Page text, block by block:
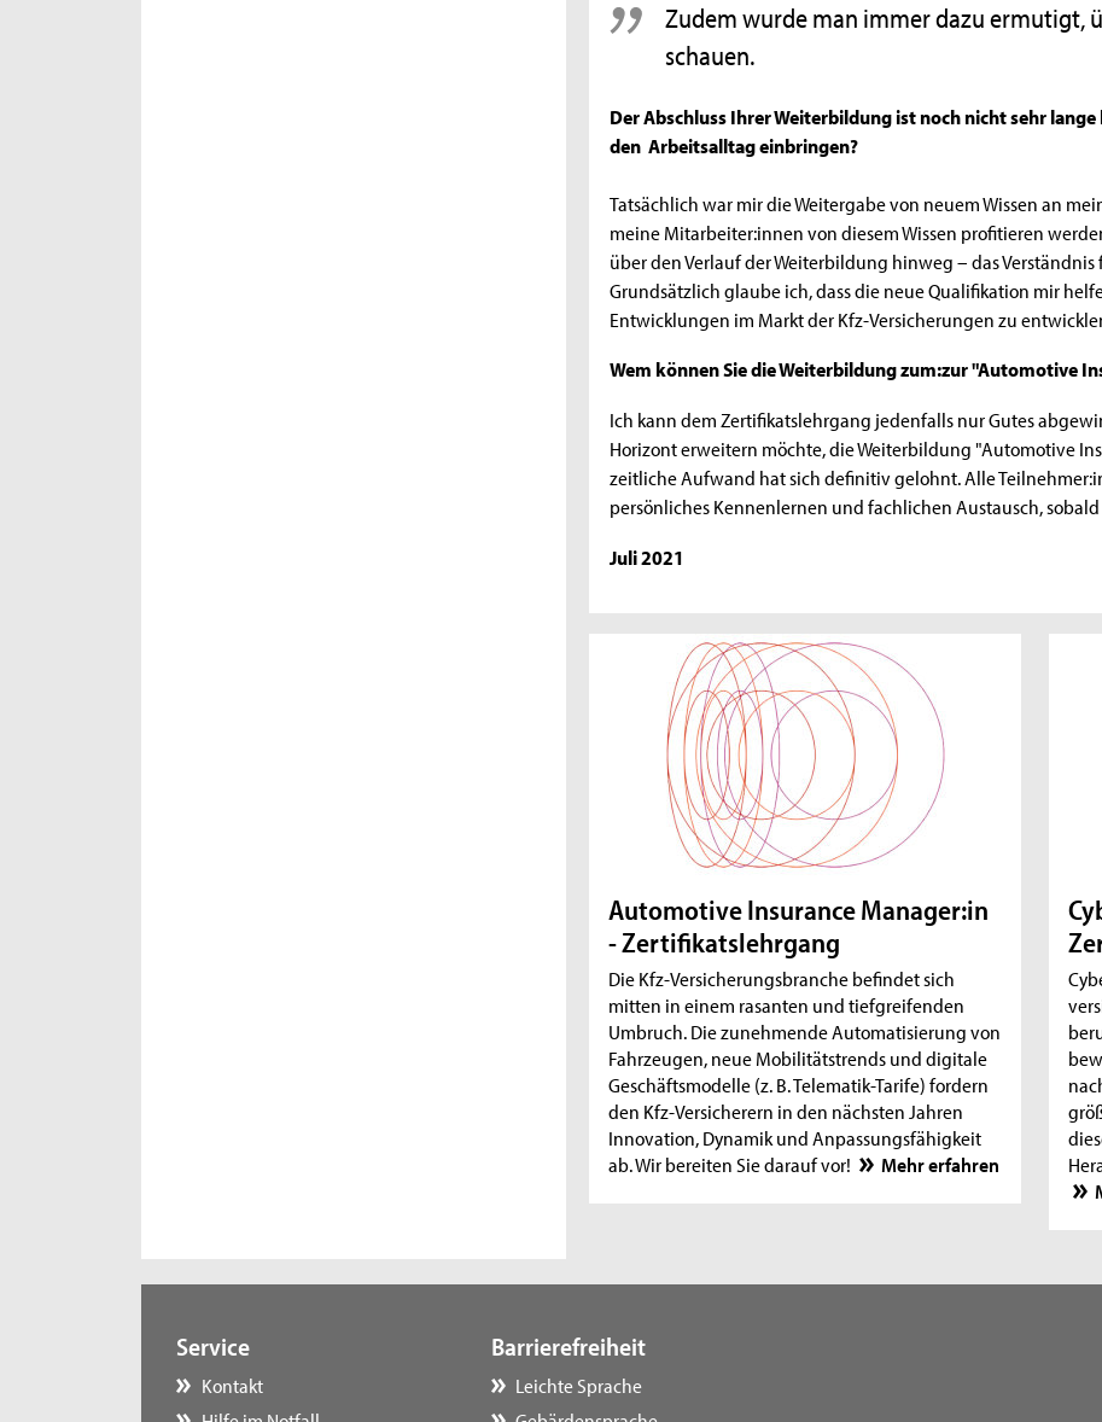
Zudem wurde man immer dazu ermutigt,
schauen.
Der Abschluss Ihrer Weiterbildung ist noch nicht sehr
den Arbeitsalltag einbringen?
Tatsächlich war mir die Weitergabe von neuem Wissen an
meine Mitarbeiter:innen von diesem Wissen profitieren
über den Verlauf der Weiterbildung hinweg – das
Grundsätzlich glaube ich, dass die neue Qualifikation mir
Entwicklungen im Markt der Kfz-Versicherungen zu
Wem können Sie die Weiterbildung zum:zur "Automotive
Ich kann dem Zertifikatslehrgang jedenfalls nur Gutes
Horizont erweitern möchte, die Weiterbildung "Automotive
zeitliche Aufwand hat sich definitiv gelohnt. Alle
persönliches Kennenlernen und fachlichen Austausch,
Juli 2021
Automotive Insurance Manager:in
- Zertifikatslehrgang
Die Kfz-Versicherungsbranche befindet sich
mitten in einem rasanten und tiefgreifenden
Umbruch. Die zunehmende Automatisierung von
Fahrzeugen, neue Mobilitätstrends und digitale
Geschäftsmodelle (z. B. Telematik-Tarife) fordern
den Kfz-Versicherern in den nächsten Jahren
Innovation, Dynamik und Anpassungsfähigkeit
ab. Wir bereiten Sie darauf vor!
Mehr erfahren
Service
Kontakt
Barrierefreiheit
Leichte Sprache